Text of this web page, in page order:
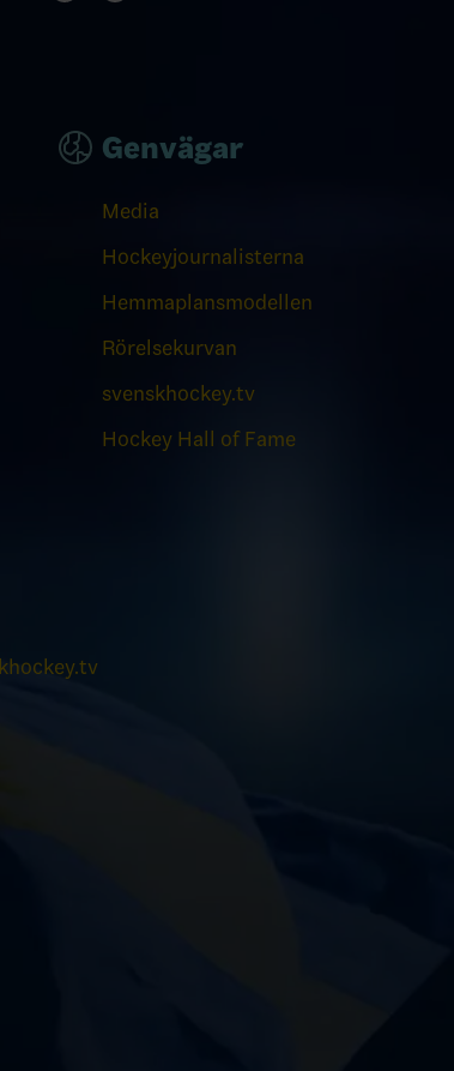
Genvägar
Media
Hockeyjournalisterna
Hemmaplansmodellen
Rörelsekurvan
svenskhockey.tv
Hockey Hall of Fame